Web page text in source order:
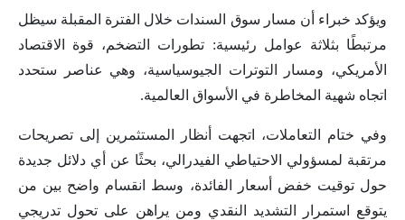
ويؤكد خبراء أن مسار سوق السندات خلال الفترة المقبلة سيظل
مرتبطًا بثلاثة عوامل رئيسية: تطورات التضخم، قوة الاقتصاد
الأمريكي، ومسار التوترات الجيوسياسية، وهي عناصر ستحدد
اتجاه شهية المخاطرة في الأسواق العالمية.
وفي ختام التعاملات، اتجهت أنظار المستثمرين إلى تصريحات
مرتقبة لمسؤولي الاحتياطي الفيدرالي، بحثًا عن أي دلائل جديدة
حول توقيت خفض أسعار الفائدة، وسط انقسام واضح بين من
يتوقع استمرار التشديد النقدي ومن يراهن على تحول تدريجي